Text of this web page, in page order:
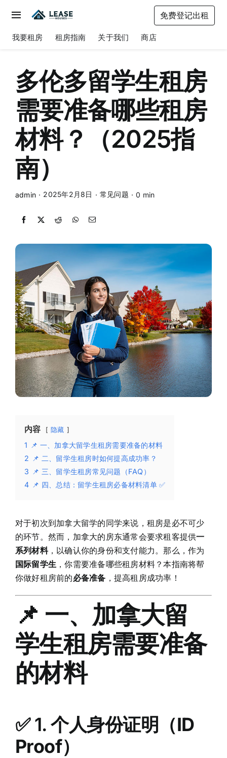
content
Toggle
Navigation
我要租房
租房指南
关于我们
商店
免费登记出租
我要租房 租房指南 关于我们 商店
多伦多留学生租房
需要准备哪些租房
材料？（2025指
南）
admin · 2025年2月8日 · 常见问题 · 0 min
内容 隐藏
1 📌 一、加拿大留学生租房需要准备的材料
2 📌 二、留学生租房时如何提高成功率？
3 📌 三、留学生租房常见问题（FAQ）
4 📌 四、总结：留学生租房必备材料清单 ✅
对于初次到加拿大留学的同学来说，租房是必不可少
的环节。然而，加拿大的房东通常会要求租客提供一
系列材料，以确认你的身份和支付能力。那么，作为
国际留学生 ，你需要准备哪些租房材料？本指南将帮
你做好租房前的必备准备 ，提高租房成功率！
📌 一、加拿大留
学生租房需要准备
的材料
✅ 1.个人身份证明（ID
Proof）